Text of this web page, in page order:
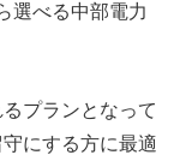
選べる中部電力
プランとなって
にする方に最適